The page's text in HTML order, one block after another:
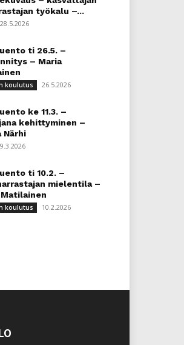
työkalu –...
28.5.2026
ti 26.5. –
– Maria
koulutus 26.5.2026
ke 11.3. –
kehittyminen –
Närhi
9.3.2026
ti 10.2. –
mielentila –
Matilainen
koulutus 10.2.2026